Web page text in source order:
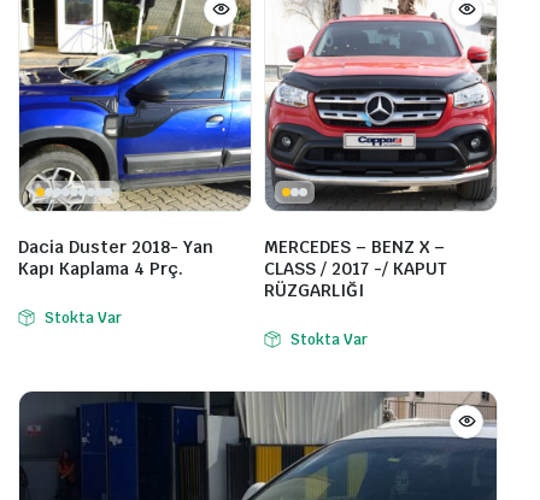
Dacia Duster 2018- Yan
Kapı Kaplama 4 Prç.
Stokta Var
MERCEDES – BENZ X –
CLASS / 2017 -/ KAPUT
RÜZGARLIĞI
Stokta Var